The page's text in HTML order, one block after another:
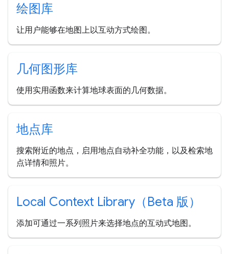
绘图库
让用户能够在地图上以互动方式绘图。
几何图形库
使用实用函数来计算地球表面的几何数据。
地点库
搜索附近的地点，启用地点自动补全功能，以及检索地
点详情和照片。
Local Context Library（Beta 版）
添加可通过一系列照片来选择地点的互动式地图。